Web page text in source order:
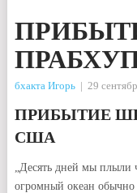
бхакта Игорь | 29
ПРИБЫТИЕ
США
„Десять дней мы плыли
огромный океан